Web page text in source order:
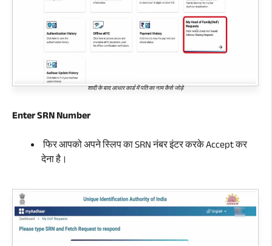
शादी के बाद आधार कार्ड में पति का नाम कैसे जोड़े
Enter SRN Number
फिर आपको अपने स्लिप का SRN नंबर इंटर करके Accept कर
देना है।